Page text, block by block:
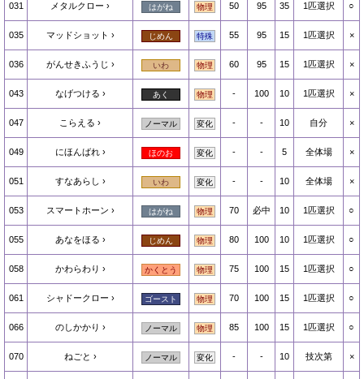
031 メタルクロー はがね 物理 50 95 35 1匹選択 ○
035 マッドショット じめん 特殊 55 95 15 1匹選択 ×
036 がんせきふうじ いわ 物理 60 95 15 1匹選択 ×
043 なげつける あく 物理 - 100 10 1匹選択 ×
047 こらえる ノーマル 変化 - - 10 自分 ×
049 にほんばれ ほのお 変化 - - 5 全体場 ×
051 すなあらし いわ 変化 - - 10 全体場 ×
053 スマートホーン はがね 物理 70 必中 10 1匹選択 ○
055 あなをほる じめん 物理 80 100 10 1匹選択 ○
058 かわらわり かくとう 物理 75 100 15 1匹選択 ○
061 シャドークロー ゴースト 物理 70 100 15 1匹選択 ○
066 のしかかり ノーマル 物理 85 100 15 1匹選択 ○
070 ねごと ノーマル 変化 - - 10 技次第 ×